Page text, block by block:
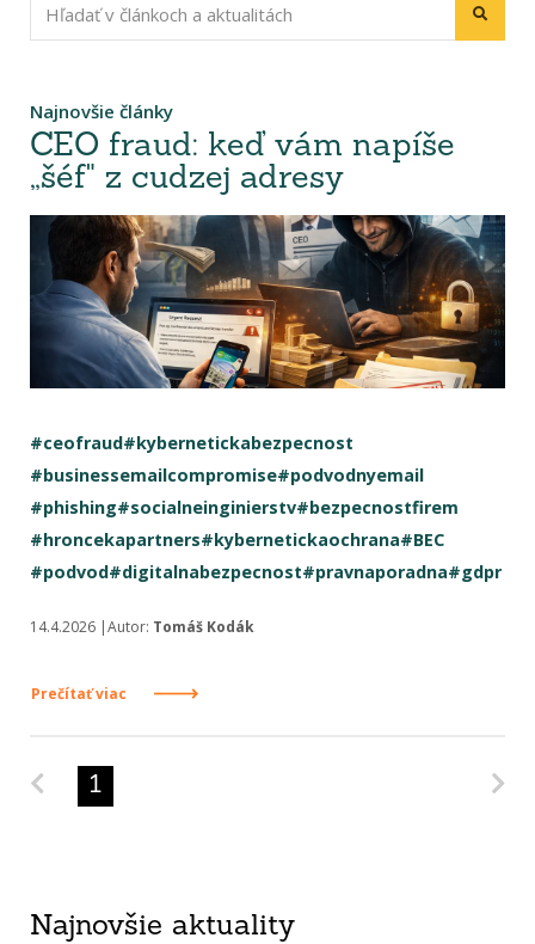
Najnovšie články
CEO fraud: keď vám napíše
„šéf" z cudzej adresy
#ceofraud#kybernetickabezpecnost
#businessemailcompromise#podvodnyemail
#phishing#socialneinginierstv#bezpecnostfirem
#hroncekapartners#kybernetickaochrana#BEC
#podvod#digitalnabezpecnost#pravnaporadna#gdpr
14.4.2026 |Autor: Tomáš Kodák
Prečítať viac
Predchádzajúca strana
1
Najnovšie aktuality